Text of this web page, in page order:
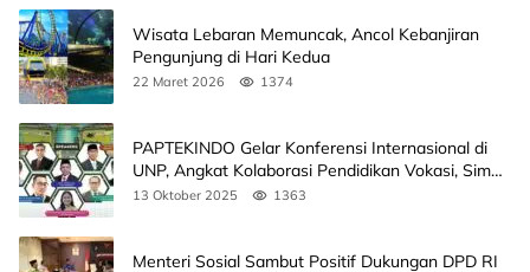
Wisata Lebaran Memuncak, Ancol Kebanjiran
Pengunjung di Hari Kedua
22 Maret 2026 1374
PAPTEKINDO Gelar Konferensi Internasional di
UNP, Angkat Kolaborasi Pendidikan Vokasi, Simak
Agendanya
13 Oktober 2025 1363
Menteri Sosial Sambut Positif Dukungan DPD RI